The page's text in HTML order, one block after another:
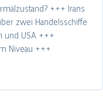
+++ Irans
zwei Handelsschiffe
und USA +++
Niveau +++